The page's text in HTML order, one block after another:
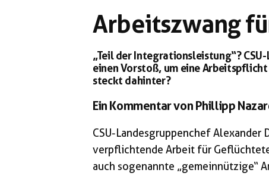
Arbeitszwang
„Teil der Integrationsleistung“?
einen Vorstoß, um eine
steckt dahinter?
Ein Kommentar von Phillipp
CSU-Landesgruppenchef
verpflichtende Arbeit für
auch sogenannte „gemeinnützige“